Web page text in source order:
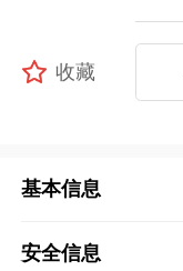
收藏
基本信息
安全信息